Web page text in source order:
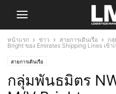
หน้าแรก ข่าว สายการเดินเรือ
ก
Bright ของ Emirates Shipping Lines เข้า
สายการเดินเรือ
กลุ่มพันธมิตร